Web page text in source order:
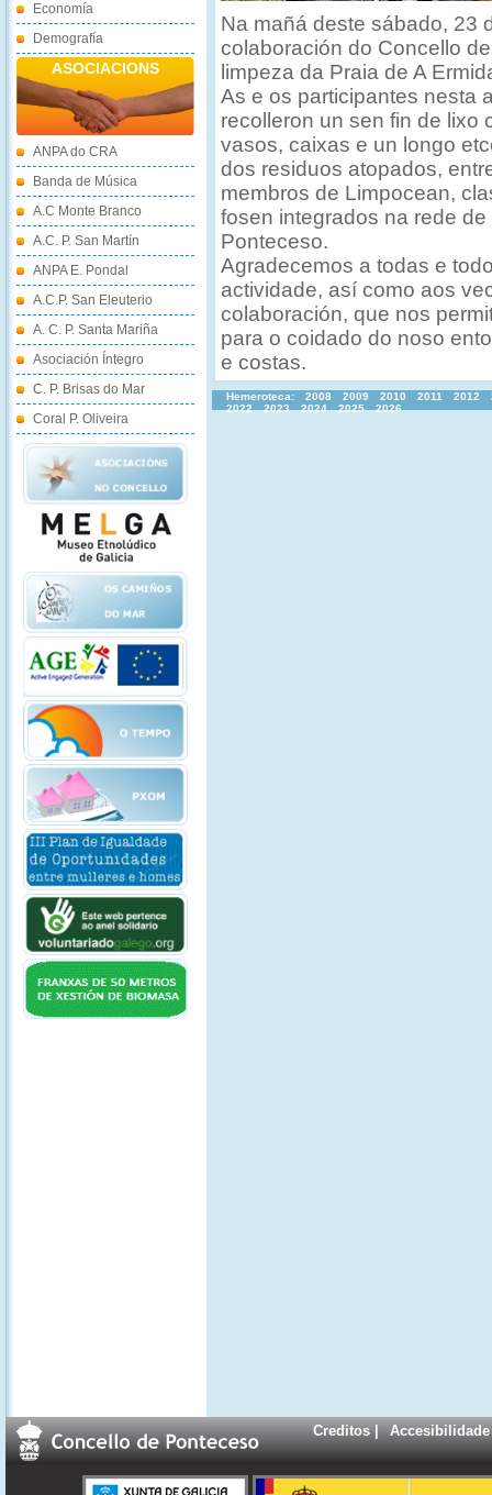
Economía
Demografía
ASOCIACIONS
ANPA do CRA
Banda de Música
A.C Monte Branco
A.C. P. San Martín
ANPA E. Pondal
A.C.P. San Eleuterio
A. C. P. Santa Mariña
Asociación Íntegro
C. P. Brisas do Mar
Coral P. Oliveira
Na mañá deste sábado, 23
colaboración do Concello
limpeza da Praia de A
As e os participantes nesta
recolleron un sen fin de lixo
vasos, caixas e un longo
dos residuos atopados,
membros de Limpocean,
fosen integrados na rede
Ponteceso.
Agradecemos a todas e
actividade, así como aos
colaboración, que nos
para o coidado do noso
e costas.
Hemeroteca: 2008 2009 2010 2011 2012
2022
2023 2024 2025 2026
Creditos| Accesibilidade